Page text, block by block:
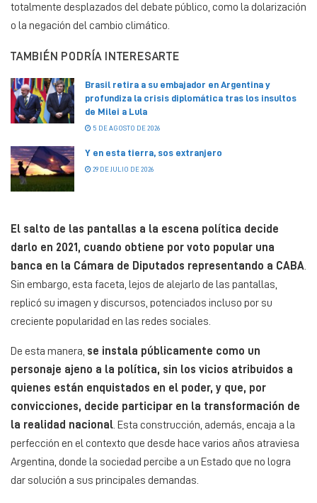
totalmente desplazados del debate público, como la dolarización
o la negación del cambio climático.
TAMBIÉN PODRÍA INTERESARTE
Brasil retira a su embajador en Argentina y
profundiza la crisis diplomática tras los insultos
de Milei a Lula
5 DE AGOSTO DE 2026
Y en esta tierra, sos extranjero
29 DE JULIO DE 2026
El salto de las pantallas a la escena política decide
darlo en 2021, cuando obtiene por voto popular una
banca en la Cámara de Diputados representando a CABA
Sin embargo, esta faceta, lejos de alejarlo de las pantallas,
replicó su imagen y discursos, potenciados incluso por su
creciente popularidad en las redes sociales.
De esta manera, se instala públicamente como un
personaje ajeno a la política, sin los vicios atribuidos a
quienes están enquistados en el poder, y que, por
convicciones, decide participar en la transformación de
la realidad nacional . Esta construcción, además, encaja a la
perfección en el contexto que desde hace varios años atraviesa
Argentina, donde la sociedad percibe a un Estado que no logra
dar solución a sus principales demandas.